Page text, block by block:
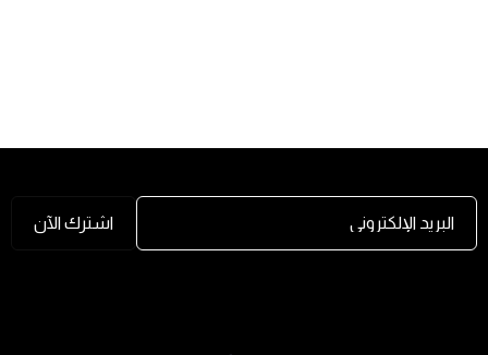
البريد الإلكتروني
اشترك الآن